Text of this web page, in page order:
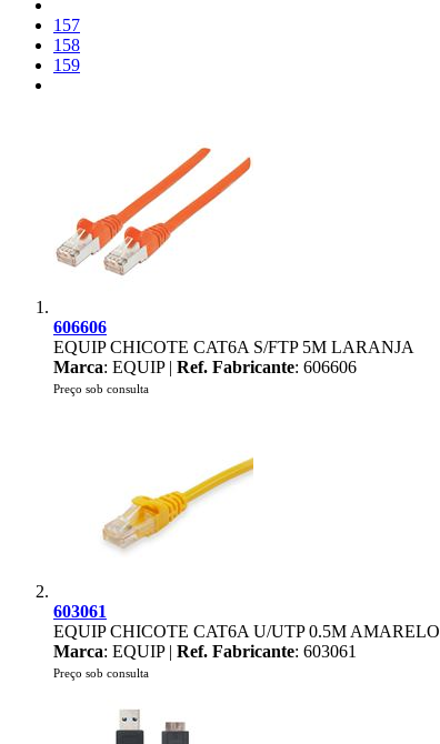
157
158
159
606606
EQUIP CHICOTE CAT6A S/FTP 5M LARANJA
Marca: EQUIP | Ref. Fabricante: 606606
Preço sob consulta
603061
EQUIP CHICOTE CAT6A U/UTP 0.5M AMARELO
Marca: EQUIP | Ref. Fabricante: 603061
Preço sob consulta